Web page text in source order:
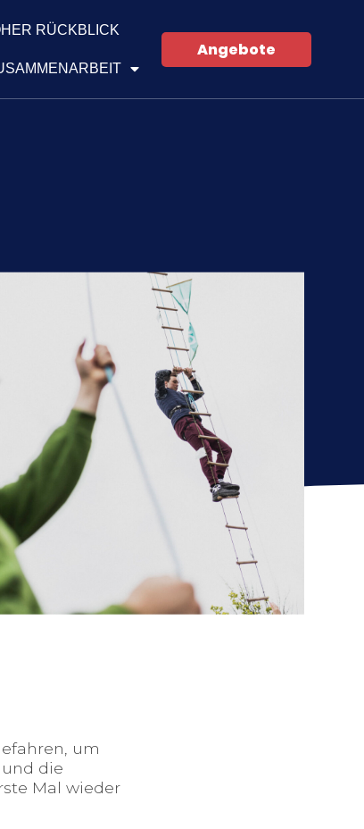
RÜCKBLICK
Angebote
um
die
Mal wieder